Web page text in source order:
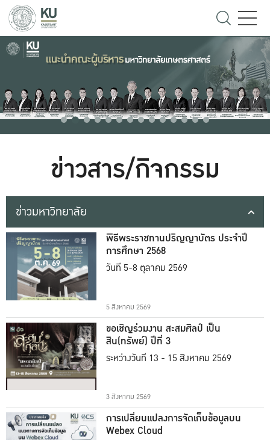
ข่าวสาร/กิจกรรม
ข่าวมหาวิทยาลัย
พิธีพระราชทานปริญญาบัตร ประจำปี
การศึกษา 2568
วันที่ 5-8 ตุลาคม 2569
5 สิงหาคม 2569
ขอเชิญร่วมงาน สะสมศิลป์ เป็น
สิน(ทรัพย์) ปีที่ 3
ระหว่างวันที่ 13 - 15 สิงหาคม 2569
3 สิงหาคม 2569
การเปลี่ยนแปลงการจัดเก็บข้อมูลบน
Webex Cloud